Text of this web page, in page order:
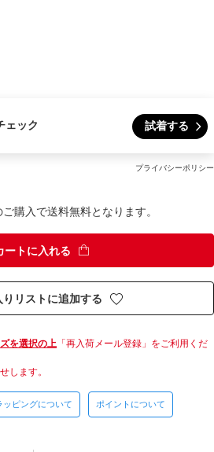
ェック 試着する
プライバシーポリシー
ご購入で送料無料となります。
ートに入れる
りリストに追加する
を選択の上 「再入荷メール登録」をご利用くだ
します。
ッピングについて ポイントについて